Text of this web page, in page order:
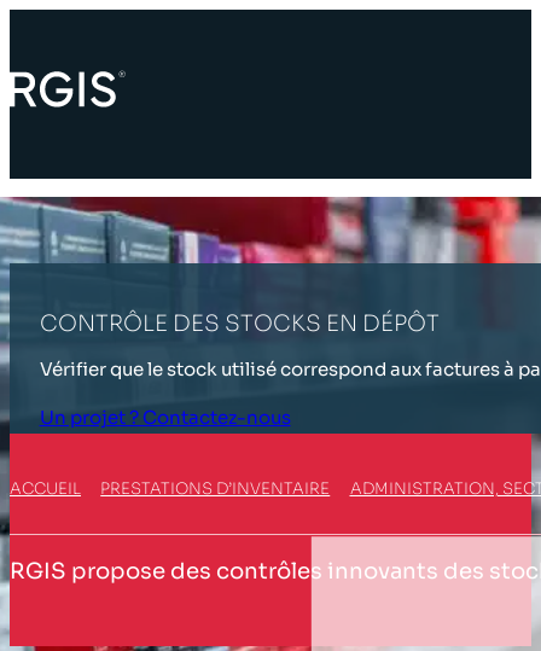
CONTRÔLE DES STOCKS EN DÉPÔT
Vérifier que le stock utilisé correspond aux factures à
Un projet ? Contactez-nous
ACCUEIL PRESTATIONS D’INVENTAIRE ADMINISTRATION,
RGIS propose des contrôles innovants des